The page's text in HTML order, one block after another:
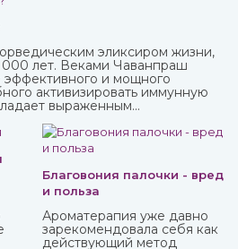
эликсиром жизни,
лет. Веками Чаванпраш
эффективного и мощного
активизировать иммунную
выраженным
восстанавливает
эндокринных функций. Его
комплекс для борьбы со
заболеваниями. Рекомендован
Благовония палочки - вред
и польза
Ароматерапия уже давно
зарекомендовала себя как
действующий метод